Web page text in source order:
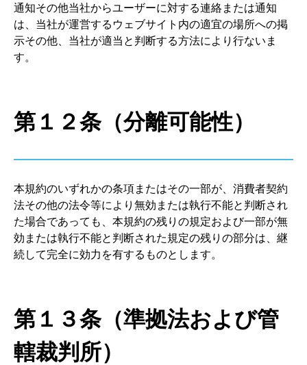
通知その他当社からユーザーに対する連絡または通知
は、当社が運営するウェブサイト内の適宜の場所への掲
示その他、当社が適当と判断する方法により行ないま
す。
第１２条（分離可能性）
本規約のいずれかの条項またはその一部が、消費者契約
法その他の法令等により無効または執行不能と判断され
た場合であっても、本規約の残りの規定および一部が無
効または執行不能と判断された規定の残りの部分は、継
続して完全に効力を有するものとします。
第１３条（準拠法および管
轄裁判所）